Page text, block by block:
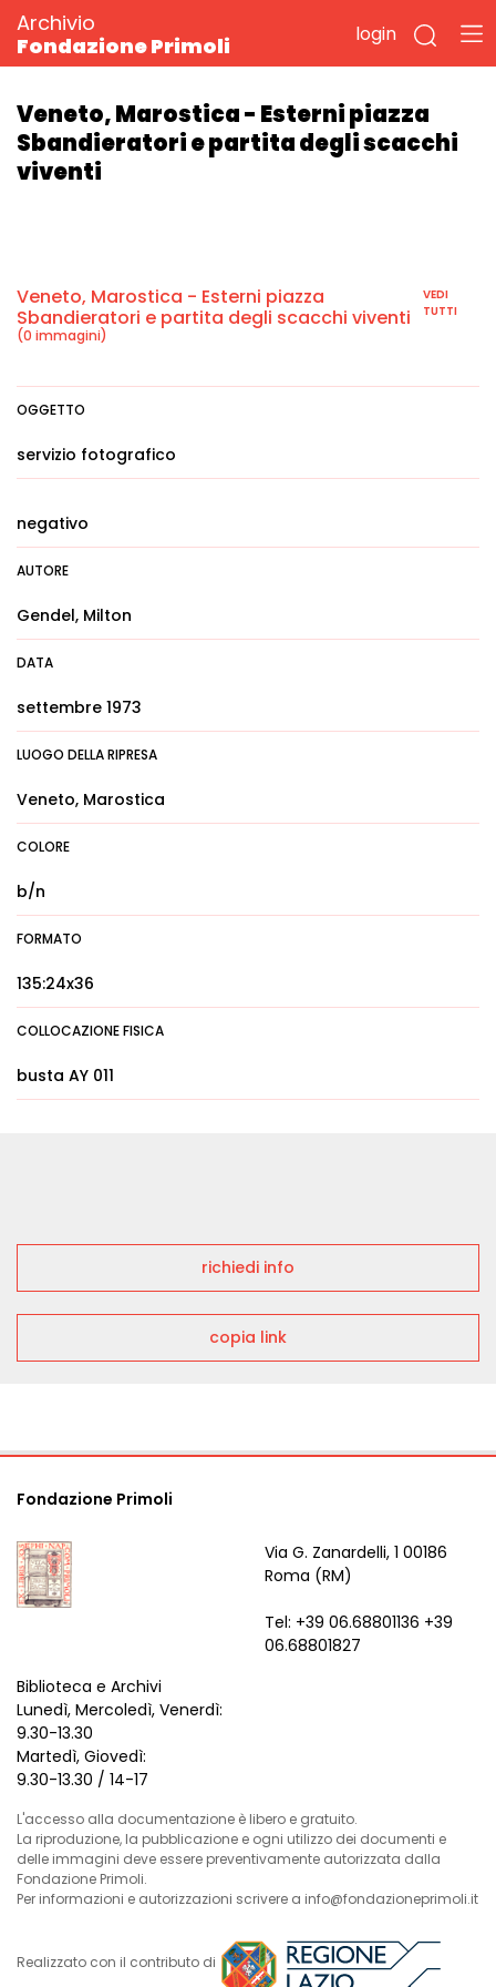
Archivio
Fondazione Primoli
login
Veneto, Marostica - Esterni piazza
Sbandieratori e partita degli scacchi
viventi
Veneto, Marostica - Esterni piazza
Sbandieratori e partita degli scacchi viventi
(0 immagini)
VEDI
TUTTI
OGGETTO
servizio fotografico
negativo
AUTORE
Gendel, Milton
DATA
settembre 1973
LUOGO DELLA RIPRESA
Veneto, Marostica
COLORE
b/n
FORMATO
135:24x36
COLLOCAZIONE FISICA
busta AY 011
richiedi info
copia link
Fondazione Primoli
Via G. Zanardelli, 1 00186
Roma (RM)
Tel: +39 06.68801136 +39
06.68801827
Biblioteca e Archivi
Lunedì, Mercoledì, Venerdì:
9.30-13.30
Martedì, Giovedì:
9.30-13.30 / 14-17
L'accesso alla documentazione è libero e gratuito.
La riproduzione, la pubblicazione e ogni utilizzo dei documenti e
delle immagini deve essere preventivamente autorizzata dalla
Fondazione Primoli.
Per informazioni e autorizzazioni scrivere a info@fondazioneprimoli.it
Realizzato con il contributo di